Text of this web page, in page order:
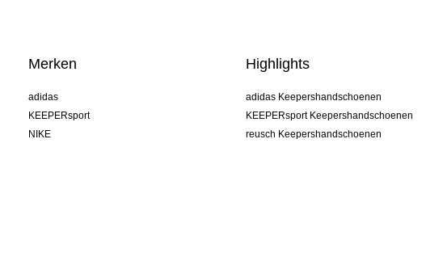
Merken
adidas
KEEPERsport
NIKE
Highlights
adidas Keepershandschoenen
KEEPERsport Keepershandschoenen
reusch Keepershandschoenen